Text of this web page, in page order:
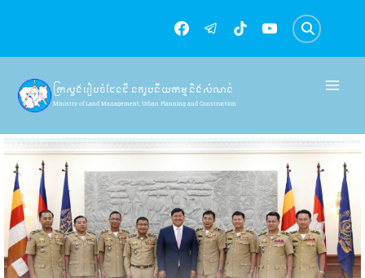
content
ក្រសួងរៀបចំដែនដី នគរូបនីយកម្ម និងសំណង់
Ministry of Land Management, Urban Planning and Construction